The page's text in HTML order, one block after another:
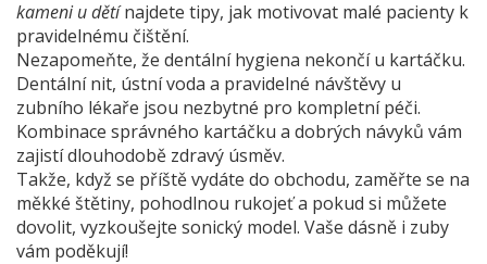
kameni u dětínajdete tipy, jak motivovat malé pacienty k
pravidelnému čištění.
Nezapomeňte, že dentální hygiena nekončí u kartáčku.
Dentální nit, ústní voda a pravidelné návštěvy u
zubního lékaře jsou nezbytné pro kompletní péči.
Kombinace správného kartáčku a dobrých návyků vám
zajistí dlouhodobě zdravý úsměv.
Takže, když se příště vydáte do obchodu, zaměřte se na
měkké štětiny, pohodlnou rukojeť a pokud si můžete
dovolit, vyzkoušejte sonický model. Vaše dásně i zuby
vám poděkují!